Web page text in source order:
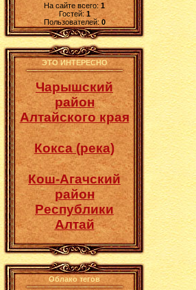
На сайте всего:1
Гостей:1
Пользователей: 0
ЭТО ИНТЕРЕСНО
Чарышский
район
Алтайского края
Кокса (река)
Кош-Агачский
район
Республики
Алтай
Облако тегов